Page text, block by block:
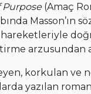
Purpose(Amaç
Masson’ın
hareketleriyle
arzusundan
korkulan ve
yazılan